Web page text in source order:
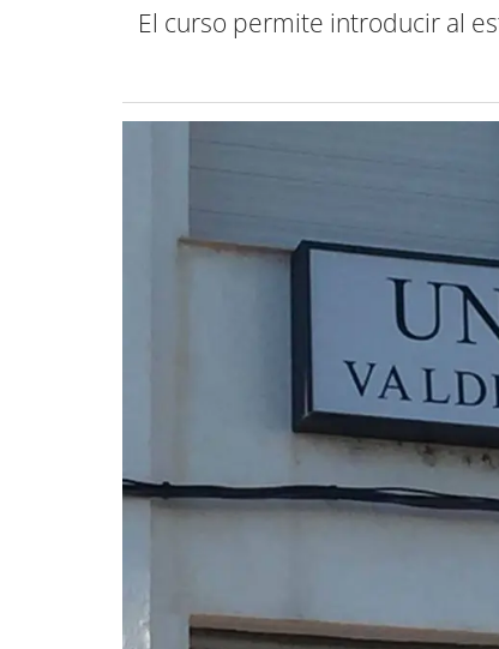
El curso permite introducir al